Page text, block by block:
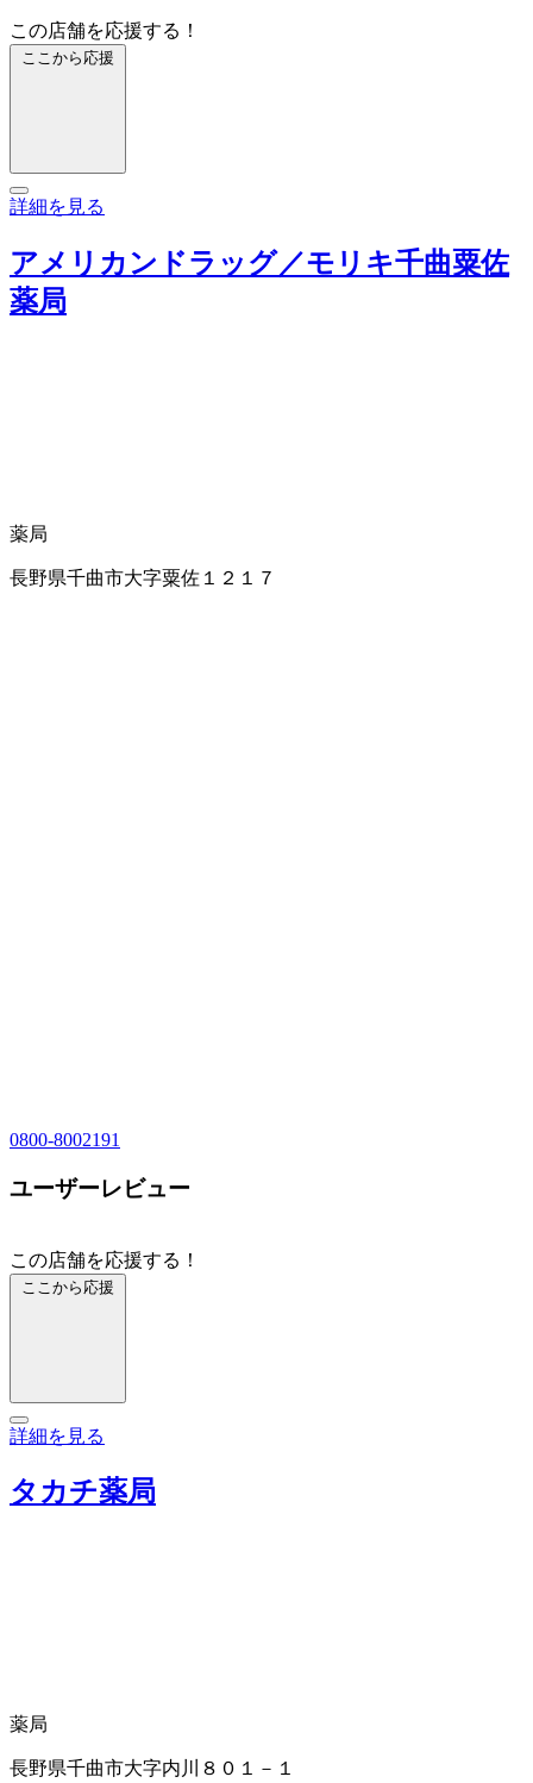
この店舗を応援する！
ここから応援
詳細を見る
アメリカンドラッグ／モリキ千曲粟佐
薬局
薬局
長野県千曲市大字粟佐１２１７
0800-8002191
ユーザーレビュー
この店舗を応援する！
ここから応援
詳細を見る
タカチ薬局
薬局
長野県千曲市大字内川８０１－１